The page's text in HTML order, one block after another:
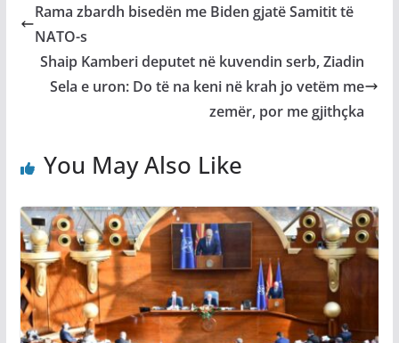
Rama zbardh bisedën me Biden gjatë Samitit të
NATO-s
Shaip Kamberi deputet në kuvendin serb, Ziadin
Sela e uron: Do të na keni në krah jo vetëm me
zemër, por me gjithçka
You May Also Like